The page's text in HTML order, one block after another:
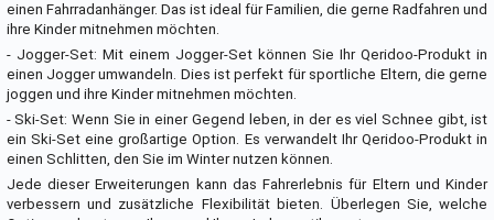
einen Fahrradanhänger. Das ist ideal für Familien, die gerne Radfahren und
ihre Kinder mitnehmen möchten.
- Jogger-Set: Mit einem Jogger-Set können Sie Ihr Qeridoo-Produkt in
einen Jogger umwandeln. Dies ist perfekt für sportliche Eltern, die gerne
joggen und ihre Kinder mitnehmen möchten.
- Ski-Set: Wenn Sie in einer Gegend leben, in der es viel Schnee gibt, ist
ein Ski-Set eine großartige Option. Es verwandelt Ihr Qeridoo-Produkt in
einen Schlitten, den Sie im Winter nutzen können.
Jede dieser Erweiterungen kann das Fahrerlebnis für Eltern und Kinder
verbessern und zusätzliche Flexibilität bieten. Überlegen Sie, welche